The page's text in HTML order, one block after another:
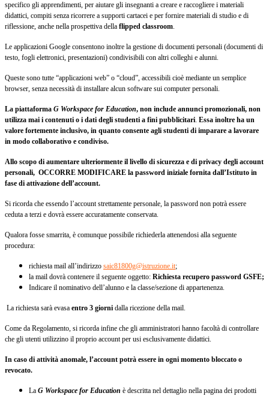
specifico gli apprendimenti, per aiutare gli insegnanti a creare e raccogliere i materiali
didattici, compiti senza ricorrere a supporti cartacei e per fornire materiali di studio e di
riflessione, anche nella prospettiva della flipped classroom.
Le applicazioni Google consentono inoltre la gestione di documenti personali (documenti di
testo, fogli elettronici, presentazioni) condivisibili con altri colleghi e alunni.
Queste sono tutte “applicazioni web” o “cloud”, accessibili cioè mediante un semplice
browser, senza necessità di installare alcun software sui computer personali.
La piattaforma G Workspace for Education, non include annunci promozionali, non
utilizza mai i contenuti o i dati degli studenti a fini pubblicitari. Essa inoltre ha un
valore fortemente inclusivo, in quanto consente agli studenti di imparare a lavorare
in modo collaborativo e condiviso.
Allo scopo di aumentare ulteriormente il livello di sicurezza e di privacy degli account
personali, OCCORRE MODIFICARE la password iniziale fornita dall’Istituto in
fase di attivazione dell’account.
Si ricorda che essendo l’account strettamente personale, la password non potrà essere
ceduta a terzi e dovrà essere accuratamente conservata.
Qualora fosse smarrita, è comunque possibile richiederla attenendosi alla seguente
procedura:
richiesta mail all’indirizzo saic81800g@istruzione.it;
la mail dovrà contenere il seguente oggetto: Richiesta recupero password GSFE;
Indicare il nominativo dell’alunno e la classe/sezione di appartenenza.
La richiesta sarà evasa entro 3 giorni dalla ricezione della mail.
Come da Regolamento, si ricorda infine che gli amministratori hanno facoltà di controllare
che gli utenti utilizzino il proprio account per usi esclusivamente didattici.
In caso di attività anomale, l’account potrà essere in ogni momento bloccato o
revocato.
La G Workspace for Education è descritta nel dettaglio nella pagina dei prodotti